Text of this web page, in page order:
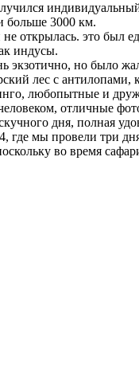
больше 3000 км.
не открылась. это был
индусы.
экзотично, но было
лес с антилопами,
любопытные и
отличные
дня, полная
мы провели три
во время